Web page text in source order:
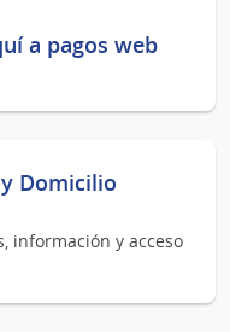
a pagos web
Domicilio
información y acceso